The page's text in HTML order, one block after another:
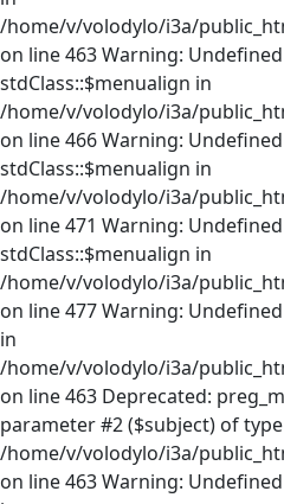
/home/v/volodylo/i3a/
on line 463 Warning:
stdClass::$menualign in
/home/v/volodylo/i3a/
on line 466 Warning:
stdClass::$menualign in
/home/v/volodylo/i3a/
on line 471 Warning:
stdClass::$menualign in
/home/v/volodylo/i3a/
on line 477 Warning:
in
/home/v/volodylo/i3a/
on line 463 Deprecated:
parameter #2 ($subject) of
/home/v/volodylo/i3a/
on line 463 Warning: